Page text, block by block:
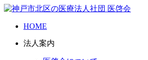
HOME
法人案内